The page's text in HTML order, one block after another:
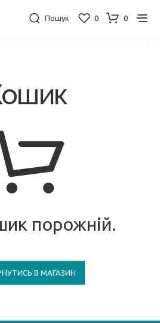
Пошук 0 0
порожній.
В МАГАЗИН